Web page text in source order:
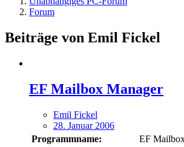
Forum
Beiträge von Emil Fickel
EF Mailbox Manager
Emil Fickel
28. Januar 2006
Programmname:
EF